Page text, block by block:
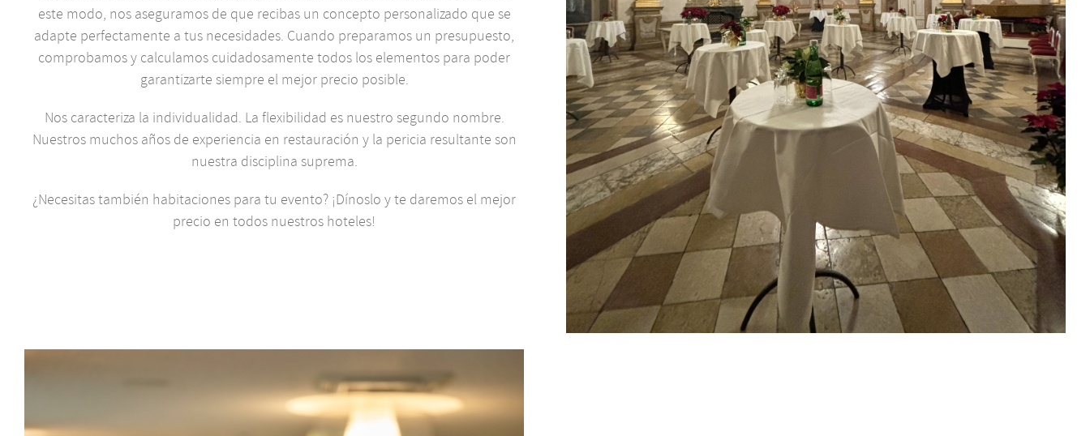
este modo, nos aseguramos de que recibas un concepto personalizado que se
adapte perfectamente a tus necesidades. Cuando preparamos un presupuesto,
comprobamos y calculamos cuidadosamente todos los elementos para poder
garantizarte siempre el mejor precio posible.
Nos caracteriza la individualidad. La flexibilidad es nuestro segundo nombre.
Nuestros muchos años de experiencia en restauración y la pericia resultante son
nuestra disciplina suprema.
¿Necesitas también habitaciones para tu evento? ¡Dínoslo y te daremos el mejor
precio en todos nuestros hoteles!